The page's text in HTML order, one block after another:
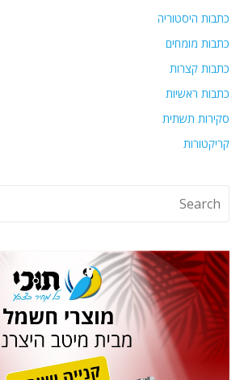
כתבות היסטוריה
כתבות מומחים
כתבות קצרות
כתבות ראשיות
סקירות תשתית
קריקטורות